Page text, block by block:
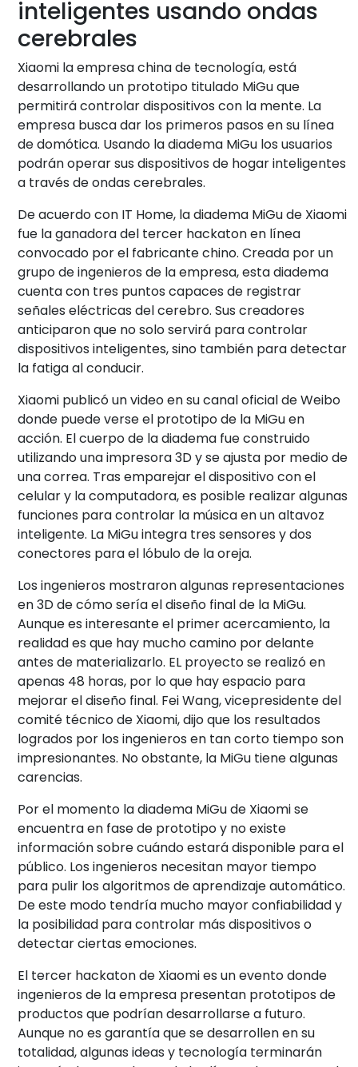
inteligentes usando ondas
cerebrales
Xiaomi la empresa china de tecnología, está
desarrollando un prototipo titulado MiGu que
permitirá controlar dispositivos con la mente. La
empresa busca dar los primeros pasos en su línea
de domótica. Usando la diadema MiGu los usuarios
podrán operar sus dispositivos de hogar inteligentes
a través de ondas cerebrales.
De acuerdo con IT Home, la diadema MiGu de Xiaomi
fue la ganadora del tercer hackaton en línea
convocado por el fabricante chino. Creada por un
grupo de ingenieros de la empresa, esta diadema
cuenta con tres puntos capaces de registrar
señales eléctricas del cerebro. Sus creadores
anticiparon que no solo servirá para controlar
dispositivos inteligentes, sino también para detectar
la fatiga al conducir.
Xiaomi publicó un video en su canal oficial de Weibo
donde puede verse el prototipo de la MiGu en
acción. El cuerpo de la diadema fue construido
utilizando una impresora 3D y se ajusta por medio de
una correa. Tras emparejar el dispositivo con el
celular y la computadora, es posible realizar algunas
funciones para controlar la música en un altavoz
inteligente. La MiGu integra tres sensores y dos
conectores para el lóbulo de la oreja.
Los ingenieros mostraron algunas representaciones
en 3D de cómo sería el diseño final de la MiGu.
Aunque es interesante el primer acercamiento, la
realidad es que hay mucho camino por delante
antes de materializarlo. EL proyecto se realizó en
apenas 48 horas, por lo que hay espacio para
mejorar el diseño final. Fei Wang, vicepresidente del
comité técnico de Xiaomi, dijo que los resultados
logrados por los ingenieros en tan corto tiempo son
impresionantes. No obstante, la MiGu tiene algunas
carencias.
Por el momento la diadema MiGu de Xiaomi se
encuentra en fase de prototipo y no existe
información sobre cuándo estará disponible para el
público. Los ingenieros necesitan mayor tiempo
para pulir los algoritmos de aprendizaje automático.
De este modo tendría mucho mayor confiabilidad y
la posibilidad para controlar más dispositivos o
detectar ciertas emociones.
El tercer hackaton de Xiaomi es un evento donde
ingenieros de la empresa presentan prototipos de
productos que podrían desarrollarse a futuro.
Aunque no es garantía que se desarrollen en su
totalidad, algunas ideas y tecnología terminarán